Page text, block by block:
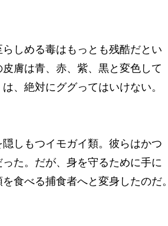
しめる毒はもっとも残酷だとい
膚は青、赤、紫、黒と変色して
、絶対にググってはいけない。
しもつイモガイ類。彼らはかつ
た。だが、身を守るために手に
食べる捕食者へと変身したのだ。